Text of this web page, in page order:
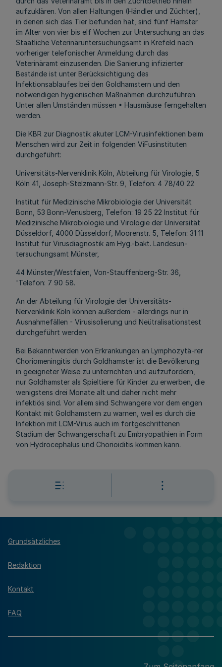
aufzuklären. Von allen Haltungen (Händler und Züchter),
in denen sich das Tier befunden hat, sind fünf Hamster
im Alter von vier bis elf Wochen zur Untersuchung an das
Staatliche Veterinäruntersuchungsamt in Krefeld nach
vorheriger telefonischer Anmeldung durch das
Veterinäramt einzusenden. Die Sanierung infizierter
Bestände ist unter Berücksichtigung des
Infektionsablaufes bei den Goldhamstern und den
notwendigen hygienischen Maßnahmen durchzuführen.
Unter allen Umständen müssen • Hausmäuse ferngehalten
werden.
Die KBR zur Diagnostik akuter LCM-Virusinfektionen beim
Menschen wird zur Zeit in folgenden ViFusinstituten
durchgeführt:
Universitäts-Nervenklinik Köln, Abteilung für Virologie, 5
Köln 41, Joseph-Stelzmann-Str. 9, Telefon: 4 78/40 22
Institut für Medizinische Mikrobiologie der Universität
Bonn, 53 Bonn-Venusberg, Telefon: 19 25 22 Institut für
Medizinische Mikrobiologie und Virologie der Universität
Düsseldorf, 4000 Düsseldorf, Moorenstr. 5, Telefon: 31 11
Institut für Virusdiagnostik am Hyg.-bakt. Landesun-
tersuchungsamt Münster,
44 Münster/Westfalen, Von-Stauffenberg-Str. 36,
'Telefon: 7 90 58.
An der Abteilung für Virologie der Universitäts-
Nervenklinik Köln können außerdem - allerdings nur in
Ausnahmefällen - Virusisolierung und Neütralisationstest
durchgeführt werden.
Bei Bekanntwerden von Erkrankungen an Lymphozytä-rer
Choriomeningitis durch Goldhamster ist die Bevölkerung
in geeigneter Weise zu unterrichten und aufzufordern,
nur Goldhamster als Spieltiere für Kinder zu erwerben, die
wenigstens drei Monate alt und daher nicht mehr
infektiös sind. Vor allem sind Schwangere vor dem engen
Kontakt mit Goldhamstern zu warnen, weil es durch die
Infektion mit LCM-Virus auch im fortgeschrittenen
Stadium der Schwangerschaft zu Embryopathien in Form
von Hydrocephalus und Chorioiditis kommen kann.
Grundsätzliches
Redaktion
Kontakt
FAQ